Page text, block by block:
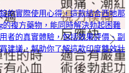
的實際使用心得，這款結合西地那
的複方藥物，能同時解決勃起困難
者的真實體驗，包括效果評價、副
建議，幫助你了解這款印度雙效壯